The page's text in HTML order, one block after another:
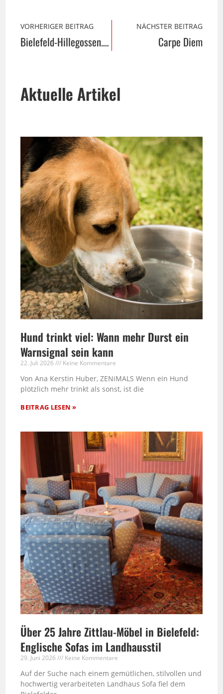
VORHERIGER BEITRAG
Bielefeld-Hillegossen. Ausstieg links.
NÄCHSTER BEITRAG
Carpe Diem
Aktuelle Artikel
Hund trinkt viel: Wann mehr Durst ein
Warnsignal sein kann
22. Juli 2026 Keine Kommentare
Von Ana Kerstin Huber, ZENiMALS Wenn ein Hund
plötzlich mehr trinkt als sonst, ist die
BEITRAG LESEN »
Über 25 Jahre Zittlau-Möbel in Bielefeld:
Englische Sofas im Landhausstil
29. Juni 2026 Keine Kommentare
Auf der Suche nach einem gemütlichen, stilvollen und
hochwertig verarbeiteten Landhaus Sofa fiel dem